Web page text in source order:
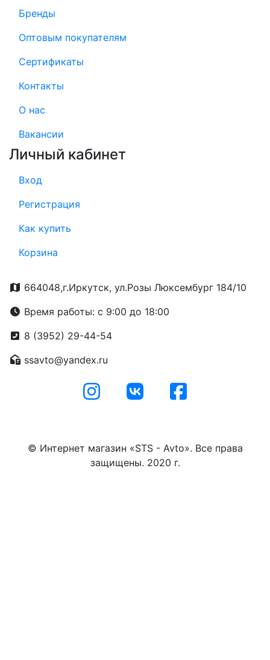
Бренды
Оптовым покупателям
Сертификаты
Контакты
О нас
Вакансии
Личный кабинет
Вход
Регистрация
Как купить
Корзина
664048,г.Иркутск, ул.Розы Люксембург 184/10
Время работы: с 9:00 до 18:00
8 (3952) 29-44-54
ssavto@yandex.ru
© Интернет магазин «STS - Avto». Все права
защищены. 2020 г.